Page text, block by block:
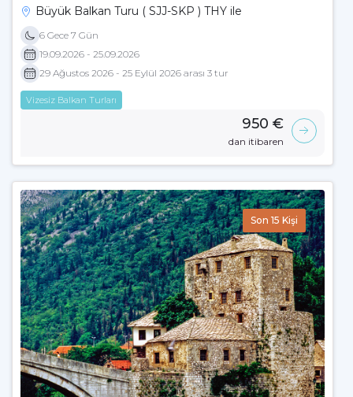
Büyük Balkan Turu ( SJJ-SKP ) THY ile
6 Gece 7 Gün
19.09.2026 - 25.09.2026
29 Ağustos 2026 - 25 Eylül 2026 arası 3 tur
Vizesiz Balkan Turları
950 €
dan itibaren
Son 15 Kişi